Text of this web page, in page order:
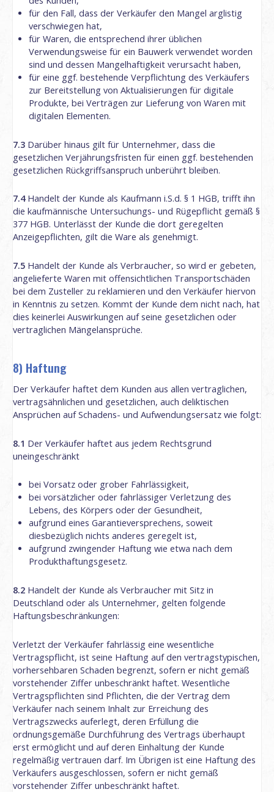
für den Fall, dass der Verkäufer den Mangel arglistig
verschwiegen hat,
für Waren, die entsprechend ihrer üblichen
Verwendungsweise für ein Bauwerk verwendet worden
sind und dessen Mangelhaftigkeit verursacht haben,
für eine ggf. bestehende Verpflichtung des Verkäufers
zur Bereitstellung von Aktualisierungen für digitale
Produkte, bei Verträgen zur Lieferung von Waren mit
digitalen Elementen.
7.3 Darüber hinaus gilt für Unternehmer, dass die
gesetzlichen Verjährungsfristen für einen ggf. bestehenden
gesetzlichen Rückgriffsanspruch unberührt bleiben.
7.4Handelt der Kunde als Kaufmann i.S.d. § 1 HGB, trifft ihn
die kaufmännische Untersuchungs- und Rügepflicht gemäß §
377 HGB. Unterlässt der Kunde die dort geregelten
Anzeigepflichten, gilt die Ware als genehmigt.
7.5 Handelt der Kunde als Verbraucher, so wird er gebeten,
angelieferte Waren mit offensichtlichen Transportschäden
bei dem Zusteller zu reklamieren und den Verkäufer hiervon
in Kenntnis zu setzen. Kommt der Kunde dem nicht nach, hat
dies keinerlei Auswirkungen auf seine gesetzlichen oder
vertraglichen Mängelansprüche.
8) Haftung
Der Verkäufer haftet dem Kunden aus allen vertraglichen,
vertragsähnlichen und gesetzlichen, auch deliktischen
Ansprüchen auf Schadens- und Aufwendungsersatz wie folgt:
8.1 Der Verkäufer haftet aus jedem Rechtsgrund
uneingeschränkt
bei Vorsatz oder grober Fahrlässigkeit,
bei vorsätzlicher oder fahrlässiger Verletzung des
Lebens, des Körpers oder der Gesundheit,
aufgrund eines Garantieversprechens, soweit
diesbezüglich nichts anderes geregelt ist,
aufgrund zwingender Haftung wie etwa nach dem
Produkthaftungsgesetz.
8.2 Handelt der Kunde als Verbraucher mit Sitz in
Deutschland oder als Unternehmer, gelten folgende
Haftungsbeschränkungen:
Verletzt der Verkäufer fahrlässig eine wesentliche
Vertragspflicht, ist seine Haftung auf den vertragstypischen,
vorhersehbaren Schaden begrenzt, sofern er nicht gemäß
vorstehender Ziffer unbeschränkt haftet. Wesentliche
Vertragspflichten sind Pflichten, die der Vertrag dem
Verkäufer nach seinem Inhalt zur Erreichung des
Vertragszwecks auferlegt, deren Erfüllung die
ordnungsgemäße Durchführung des Vertrags überhaupt
erst ermöglicht und auf deren Einhaltung der Kunde
regelmäßig vertrauen darf. Im Übrigen ist eine Haftung des
Verkäufers ausgeschlossen, sofern er nicht gemäß
vorstehender Ziffer unbeschränkt haftet.